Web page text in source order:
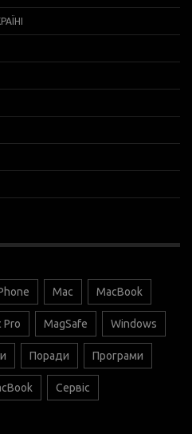
Mac MacBook
Pro MagSafe Windows
Поради Програми
Сервіс